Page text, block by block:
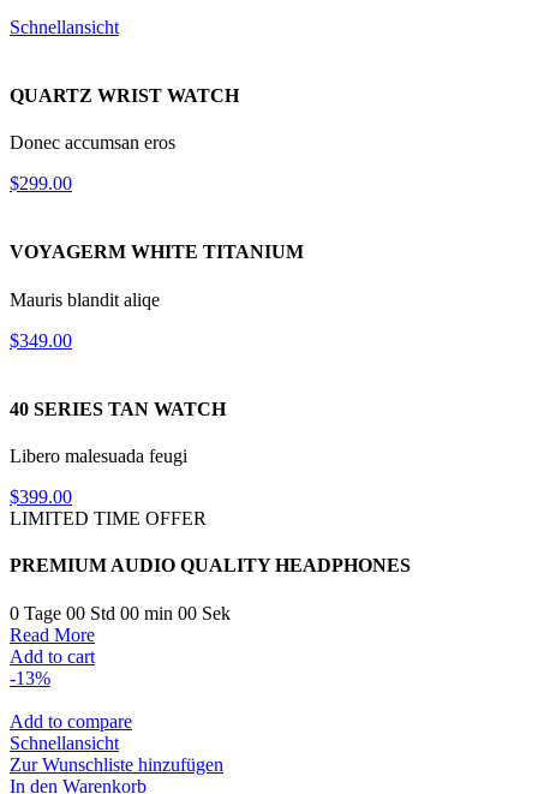
Schnellansicht
QUARTZ WRIST WATCH
Donec accumsan eros
$299.00
VOYAGERM WHITE TITANIUM
Mauris blandit aliqe
$349.00
40 SERIES TAN WATCH
Libero malesuada feugi
$399.00
LIMITED TIME OFFER
PREMIUM AUDIO QUALITY HEADPHONES
0 Tage 00 Std 00 min 00 Sek
Read More
Add to cart
-13%
Add to compare
Schnellansicht
Zur Wunschliste hinzufügen
In den Warenkorb